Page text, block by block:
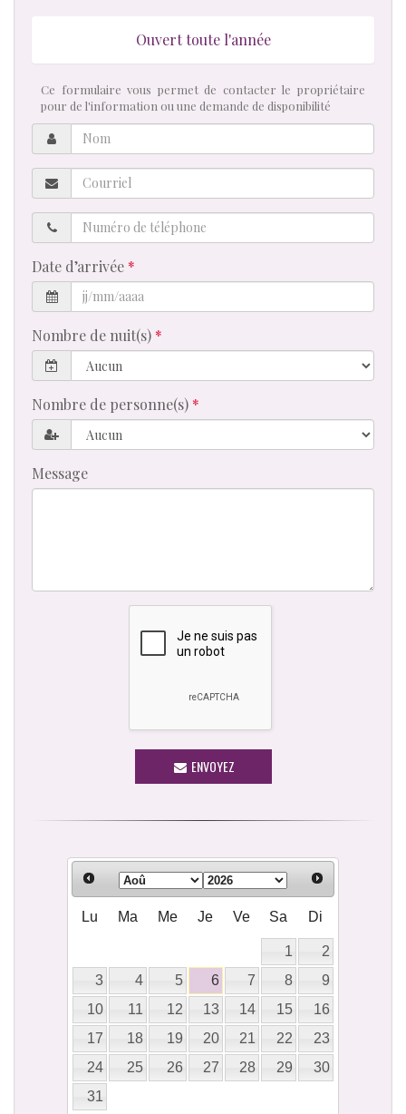
Ouvert toute l'année
Ce formulaire vous permet de contacter le propriétaire
pour de l'information ou une demande de disponibilité
Nom
Courriel
Numéro
de
téléphone
Date d’arrivée
Nombre de nuit(s)
Nombre de personne(s)
Message
ENVOYEZ
Lu Ma Me Je Ve Sa Di
1
2
3
4 5 6 7 8
9
10
11 12 13 14 15
16
17
18 19 20 21 22
23
24
25 26 27 28 29
30
31